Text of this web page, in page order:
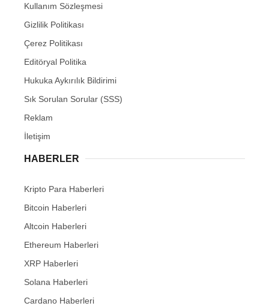
Kullanım Sözleşmesi
Gizlilik Politikası
Çerez Politikası
Editöryal Politika
Hukuka Aykırılık Bildirimi
Sık Sorulan Sorular (SSS)
Reklam
İletişim
HABERLER
Kripto Para Haberleri
Bitcoin Haberleri
Altcoin Haberleri
Ethereum Haberleri
XRP Haberleri
Solana Haberleri
Cardano Haberleri